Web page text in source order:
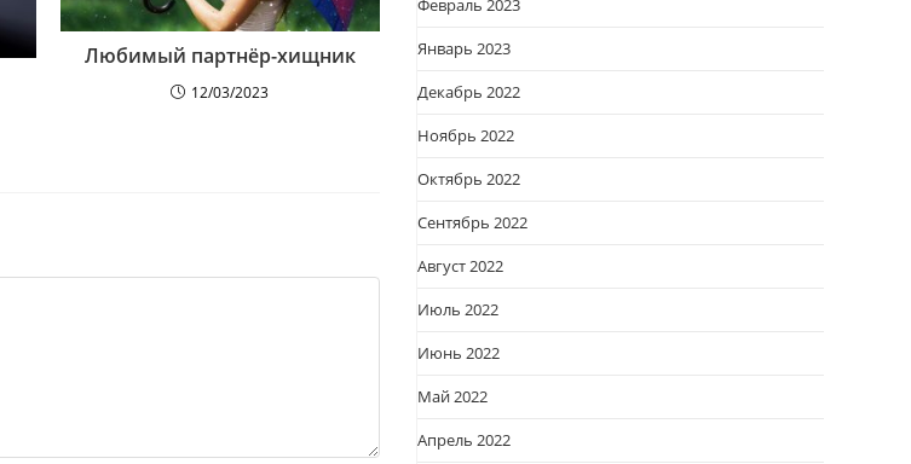
Любимый партнёр-хищник
12/03/2023
Февраль 2023
Январь 2023
Декабрь 2022
Ноябрь 2022
Октябрь 2022
Сентябрь 2022
Август 2022
Июль 2022
Июнь 2022
Май 2022
Апрель 2022